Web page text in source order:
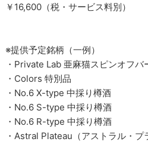
￥16,600（税・サービス料別）
※提供予定銘柄（一例）
・Private Lab 亜麻猫スピンオフバ
・Colors 特別品
・No.6 X-type 中採り樽酒
・No.6 S-type 中採り樽酒
・No.6 R-type 中採り樽酒
・Astral Plateau（アストラル・プ